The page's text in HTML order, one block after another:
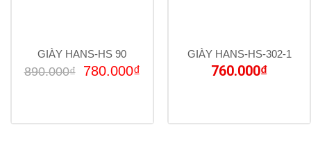
GIÀY HANS-HS 90
890.000₫
Giá
780.000₫Giá
780.000₫.
GIÀY HANS-HS-302-1
760.000₫